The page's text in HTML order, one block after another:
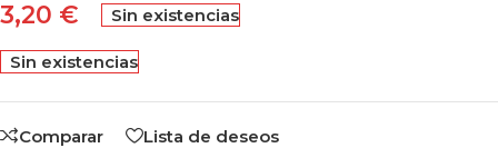
3,20 € Sin existencias
Sin existencias
Comparar Lista de deseos